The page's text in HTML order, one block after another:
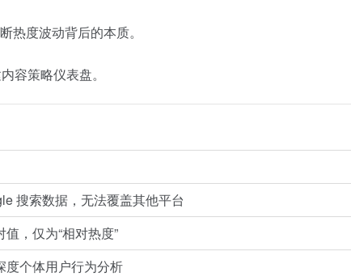
热度波动背后的本质。
容策略仪表盘。
搜索数据，无法覆盖其他平台
，仅为“相对热度”
度个体用户行为分析